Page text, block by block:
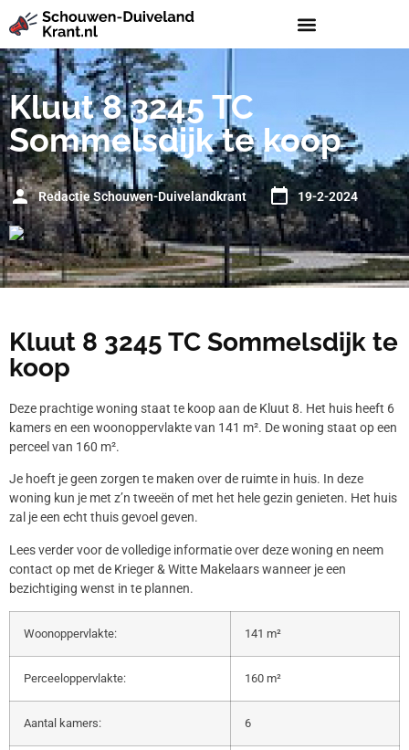
Kluut 8 3245 TC
Sommelsdijk te koop
Redactie Schouwen-Duivelandkrant 19-2-2024
Kluut 8 3245 TC Sommelsdijk te
koop
Deze prachtige woning staat te koop aan de Kluut 8. Het huis heeft 6
kamers en een woonoppervlakte van 141 m². De woning staat op een
perceel van 160 m².
Je hoeft je geen zorgen te maken over de ruimte in huis. In deze
woning kun je met z’n tweeën of met het hele gezin genieten. Het huis
zal je een echt thuis gevoel geven.
Lees verder voor de volledige informatie over deze woning en neem
contact op met de Krieger & Witte Makelaars wanneer je een
bezichtiging wenst in te plannen.
Woonoppervlakte: 141 m²
Perceeloppervlakte: 160 m²
Aantal kamers: 6